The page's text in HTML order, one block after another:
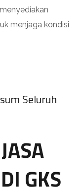
menjaga kondisi
Seluruh
GKS